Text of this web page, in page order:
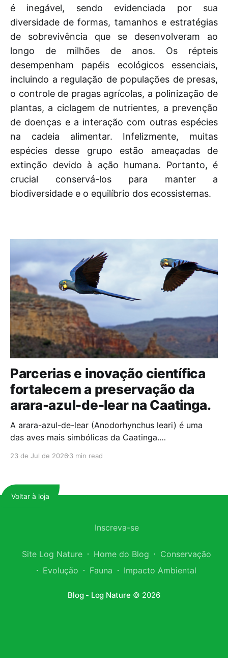
Voltar à loja
é inegável, sendo evidenciada por sua
diversidade de formas, tamanhos e estratégias
de sobrevivência que se desenvolveram ao
longo de milhões de anos. Os répteis
desempenham papéis ecológicos essenciais,
incluindo a regulação de populações de presas,
o controle de pragas agrícolas, a polinização de
plantas, a ciclagem de nutrientes, a prevenção
de doenças e a interação com outras espécies
na cadeia alimentar. Infelizmente, muitas
espécies desse grupo estão ameaçadas de
extinção devido à ação humana. Portanto, é
crucial conservá-los para manter a
biodiversidade e o equilíbrio dos ecossistemas.
Parcerias e inovação científica
fortalecem a preservação da
arara-azul-de-lear na Caatinga.
A arara-azul-de-lear (Anodorhynchus leari) é uma
das aves mais simbólicas da Caatinga.
ainda luta por sua sobrevivência; hoje, o tráfico
principais barreiras para a sua conservação
definitiva. Nos últimos anos, o comércio ilegal da
23 de Jul de 2026 3 min read
Inscreva-se
Site Log Nature Home do Blog
Conservação
Evolução
Fauna Impacto Ambiental
Blog - Log Nature © 2026